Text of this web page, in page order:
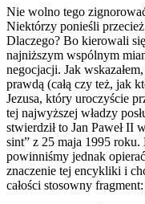
Nie wolno tego
Niektórzy ponieśli
Dlaczego? Bo kierowali
najniższym wspólnym
negocjacji. Jak
prawdą (całą czy też, jak
Jezusa, który uroczyście
tej najwyższej władzy
stwierdził to Jan Paweł II
sint” z 25 maja 1995
powinniśmy jednak
znaczenie tej encykliki i
całości stosowny fragment: